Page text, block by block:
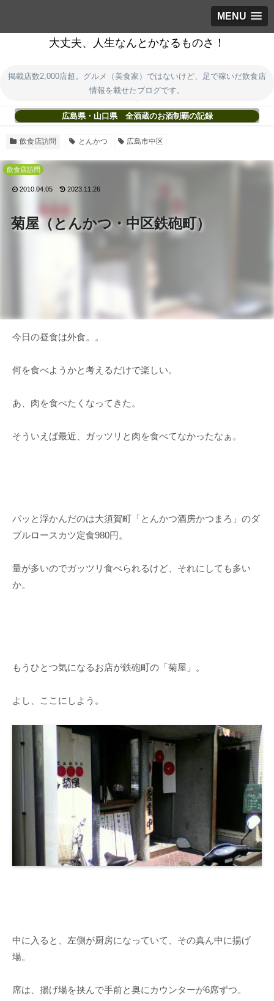
MENU
大丈夫、人生なんとかなるものさ！
掲載店数2,000店超。グルメ（美食家）ではないけど、足で稼いだ飲食店
情報を載せたブログです。
広島県・山口県 全酒蔵のお酒制覇の記録
飲食店訪問 とんかつ 広島市中区
菊屋（とんかつ・中区鉄砲町）
飲食店訪問
2010.04.05 2023.11.26
今日の昼食は外食。。
何を食べようかと考えるだけで楽しい。
あ、肉を食べたくなってきた。
そういえば最近、ガッツリと肉を食べてなかったなぁ。
パッと浮かんだのは大須賀町「とんかつ酒房かつまろ」のダ
ブルロースカツ定食980円。
量が多いのでガッツリ食べられるけど、それにしても多い
か。
もうひとつ気になるお店が鉄砲町の「菊屋」。
よし、ここにしよう。
中に入ると、左側が厨房になっていて、その真ん中に揚げ
場。
席は、揚げ場を挟んで手前と奥にカウンターが6席ずつ。